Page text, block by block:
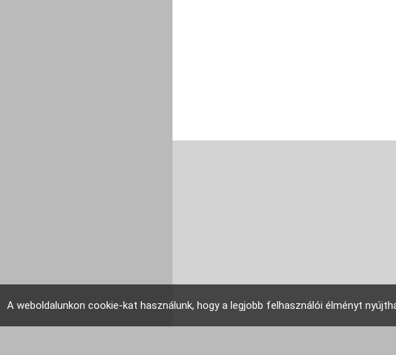
A weboldalunkon cookie-kat használunk, hogy a legjobb felhasználói élményt